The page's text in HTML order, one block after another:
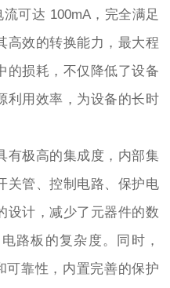
可达 100mA，完全满足
高效的转换能力，最大程
的损耗，不仅降低了设备
利用效率，为设备的长时
有极高的集成度，内部集
关管、控制电路、保护电
设计，减少了元器件的数
路板的复杂度。同时，
可靠性，内置完善的保护